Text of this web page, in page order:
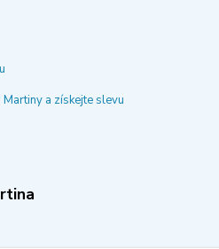
a získejte slevu